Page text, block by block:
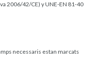
2006/42/CE) y UNE-EN 81-40
necessaris estan marcats